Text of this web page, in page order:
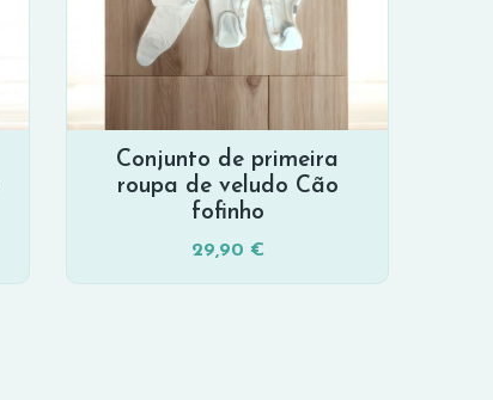
Conjunto de primeira
roupa de veludo Cão
fofinho
29,90 €